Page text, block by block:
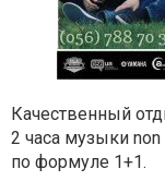
Качественный
2 часа музыки
по формуле 1+1.